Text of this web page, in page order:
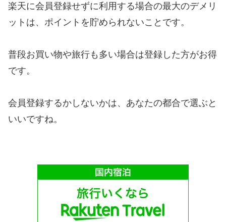
楽天に会員登録せずに利用する場合の最大のデメリ
ットは、ポイントを貯められないことです。
普段お買い物や旅行も多い場合は登録した方がお得
です。
会員登録するかしないかは、あなたの都合で選ぶと
いいですね。